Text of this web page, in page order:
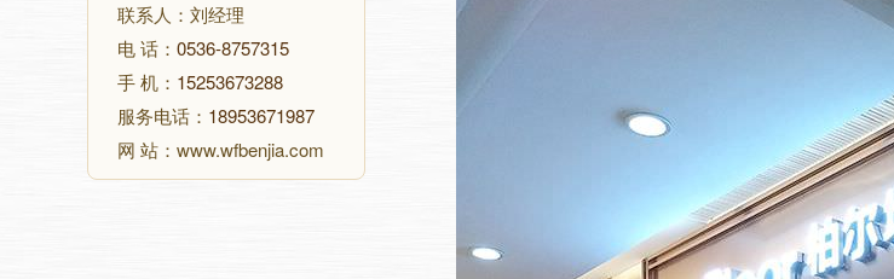
联系人：刘经理
电 话： 0536-8757315
手 机： 15253673288
服务电话： 18953671987
网 站：www.wfbenjia.com